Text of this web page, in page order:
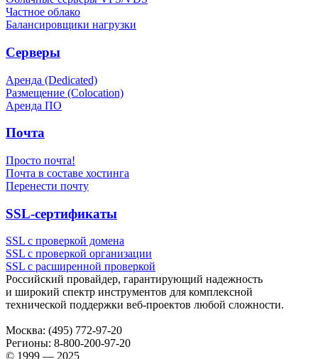
Частное облако
Балансировщики нагрузки
Серверы
Аренда (Dedicated)
Размещение (Colocation)
Аренда ПО
Почта
Просто почта!
Почта в составе хостинга
Перенести почту
SSL-сертификаты
SSL с проверкой домена
SSL с проверкой организации
SSL с расширенной проверкой
Российский провайдер, гарантирующий надежность
и широкий спектр инструментов для комплексной
технической поддержки веб-проектов любой сложности.
Москва: (495) 772-97-20
Регионы: 8-800-200-97-20
© 1999 — 2025